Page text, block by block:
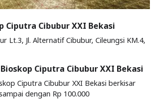
Ciputra Cibubur XXI Bekasi
Lt.3, Jl. Alternatif Cibubur, Cileungsi KM.4,
Ciputra Cibubur XXI Bekasi
Ciputra Cibubur XXI Bekasi berkisar
dengan Rp 100.000